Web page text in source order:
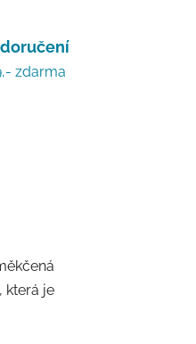
zdarma
která je